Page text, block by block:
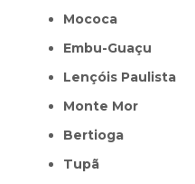
Mococa
Embu-Guaçu
Lençóis Paulista
Monte Mor
Bertioga
Tupã